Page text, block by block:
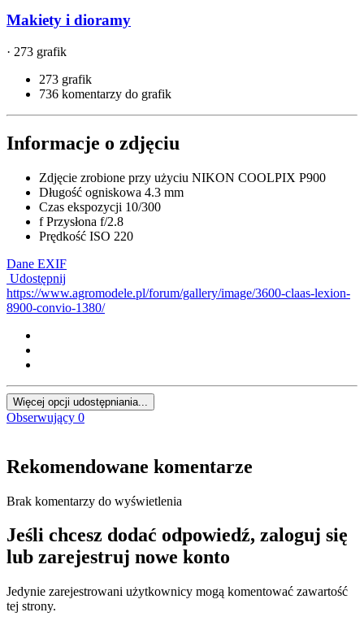
Makiety i dioramy
· 273 grafik
273 grafik
736 komentarzy do grafik
Informacje o zdjęciu
Zdjęcie zrobione przy użyciu NIKON COOLPIX P900
Długość ogniskowa 4.3 mm
Czas ekspozycji 10/300
f Przysłona f/2.8
Prędkość ISO 220
Dane EXIF
Udostępnij
https://www.agromodele.pl/forum/gallery/image/3600-claas-lexion-
8900-convio-1380/
Więcej opcji udostępniania...
Obserwujący 0
Rekomendowane komentarze
Brak komentarzy do wyświetlenia
Jeśli chcesz dodać odpowiedź, zaloguj się
lub zarejestruj nowe konto
Jedynie zarejestrowani użytkownicy mogą komentować zawartość
tej strony.